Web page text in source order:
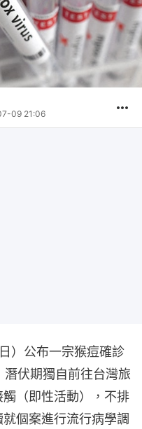
09 21:06
）公布一宗猴痘確診
伏期獨自前往台灣旅
（即性活動），不排
個案進行流行病學調